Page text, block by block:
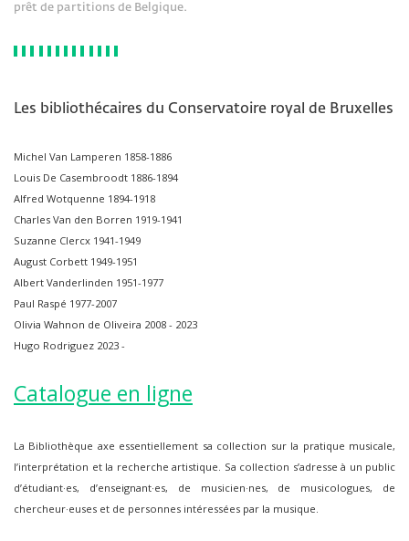
prêt de partitions de Belgique.
Les bibliothécaires du Conservatoire royal de Bruxelles
Michel Van Lamperen 1858-1886
Louis De Casembroodt 1886-1894
Alfred Wotquenne 1894-1918
Charles Van den Borren 1919-1941
Suzanne Clercx 1941-1949
August Corbett 1949-1951
Albert Vanderlinden 1951-1977
Paul Raspé 1977-2007
Olivia Wahnon de Oliveira 2008 - 2023
Hugo Rodriguez 2023 -
Catalogue en ligne
La Bibliothèque axe essentiellement sa collection sur la pratique musicale,
l’interprétation et la recherche artistique. Sa collection s’adresse à un public
d’étudiant·es, d’enseignant·es, de musicien·nes, de musicologues, de
chercheur·euses et de personnes intéressées par la musique.